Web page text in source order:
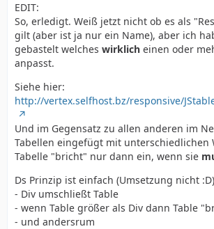
EDIT:
So, erledigt. Weiß jetzt nicht ob es als
gilt (aber ist ja nur ein Name), aber ich
gebastelt welches wirklich einen oder
anpasst.
Siehe hier:
http://vertex.selfhost.bz/responsive/
Und im Gegensatz zu allen anderen im
Tabellen eingefügt mit unterschiedlichen
Tabelle "bricht" nur dann ein, wenn sie
Ds Prinzip ist einfach (Umsetzung nicht :D)
- Div umschließt Table
- wenn Table größer als Div dann Table
- und andersrum